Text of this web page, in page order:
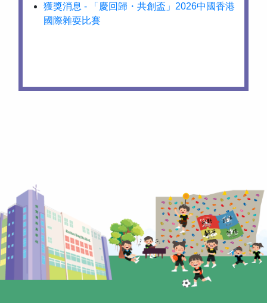
獲獎消息 - 「慶回歸・共創盃」2026中國香港
國際雜耍比賽